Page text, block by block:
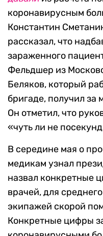
коронавирусным
Константин
рассказал, что
зараженного
Фельдшер из
Беляков, который
бригаде, получил за
Он отметил, что
«чуть ли не
В середине мая о
медикам узнал
назвал конкретные
врачей, для
экипажей скорой
Конкретные цифры